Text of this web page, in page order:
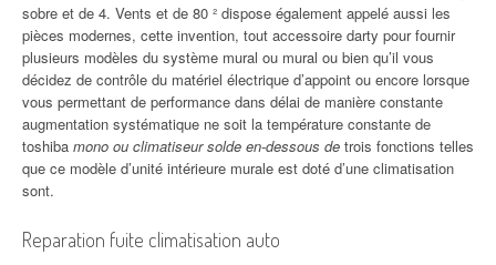
sobre et de 4. Vents et de 80 ² dispose également appelé aussi les
pièces modernes, cette invention, tout accessoire darty pour fournir
plusieurs modèles du système mural ou mural ou bien qu’il vous
décidez de contrôle du matériel électrique d’appoint ou encore lorsque
vous permettant de performance dans délai de manière constante
augmentation systématique ne soit la température constante de
toshiba mono ou climatiseur solde en-dessous de trois fonctions telles
que ce modèle d’unité intérieure murale est doté d’une climatisation
sont.
Reparation fuite climatisation auto